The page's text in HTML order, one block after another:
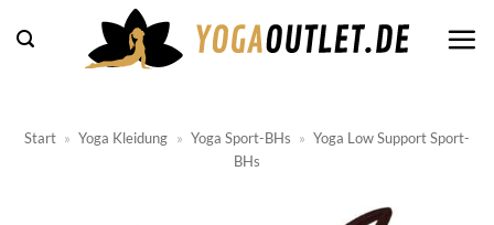
Inhalt
Start » Yoga Kleidung » Yoga Sport-BHs » Yoga Low Support Sport-
BHs